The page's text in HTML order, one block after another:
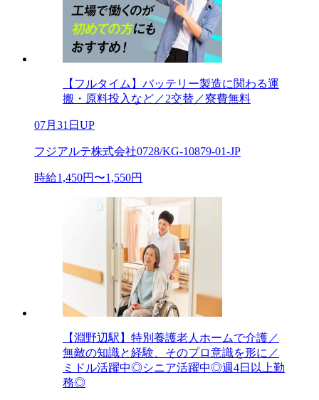
【フルタイム】バッテリー製造に関わる運
搬・原料投入など／2交替／寮費無料
07月31日UP
フジアルテ株式会社0728/KG-10879-01-JP
時給1,450円〜1,550円
【淵野辺駅】特別養護老人ホームで介護／
無敵の知識と経験、そのプロ意識を形に／
ミドル活躍中◎シニア活躍中◎週4日以上勤
務◎